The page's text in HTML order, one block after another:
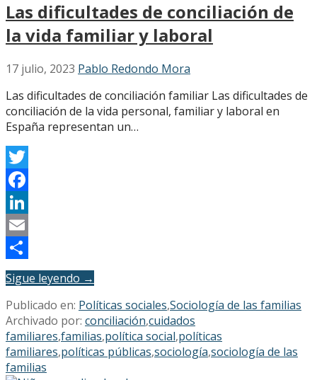
Las dificultades de conciliación de
la vida familiar y laboral
17 julio, 2023 Pablo Redondo Mora
Las dificultades de conciliación familiar Las dificultades de
conciliación de la vida personal, familiar y laboral en
España representan un…
Twitter
Facebook
LinkedIn
Email
Compartir
Sigue leyendo →
Publicado en: Políticas sociales,Sociología de las familias
Archivado por: conciliación,cuidados
familiares,familias,política social,políticas
familiares,políticas públicas,sociología,sociología de las
familias